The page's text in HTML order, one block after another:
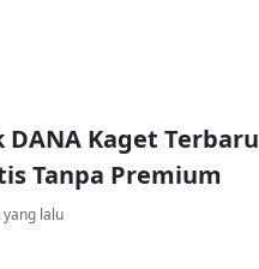
DANA Kaget
Tanpa Premium
yang lalu